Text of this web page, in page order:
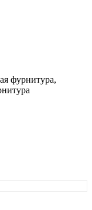
фурнитура,